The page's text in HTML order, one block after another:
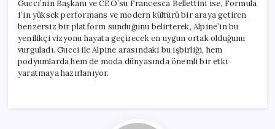
Gucci’nin Başkanı ve CEO’su Francesca Bellettini ise, Formula
1’in yüksek performans ve modern kültürü bir araya getiren
benzersiz bir platform sunduğunu belirterek, Alpine’in bu
yenilikçi vizyonu hayata geçirecek en uygun ortak olduğunu
vurguladı. Gucci ile Alpine arasındaki bu işbirliği, hem
podyumlarda hem de moda dünyasında önemli bir etki
yaratmaya hazırlanıyor.